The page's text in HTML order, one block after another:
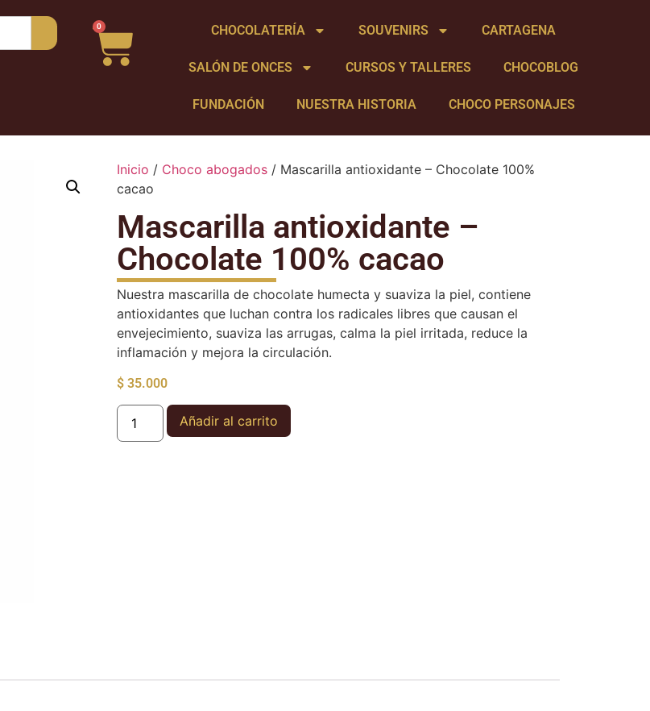
0 CHOCOLATERÍA SOUVENIRS CARTAGENA
SALÓN DE ONCES CURSOS Y TALLERES CHOCOBLOG
FUNDACIÓN NUESTRA HISTORIA CHOCO PERSONAJES
Inicio / Choco abogados / Mascarilla antioxidante – Chocolate 100%
cacao
Mascarilla antioxidante –
Chocolate 100% cacao
Nuestra mascarilla de chocolate humecta y suaviza la piel, contiene
antioxidantes que luchan contra los radicales libres que causan el
envejecimiento, suaviza las arrugas, calma la piel irritada, reduce la
inflamación y mejora la circulación.
$ 35.000
Añadir al carrito